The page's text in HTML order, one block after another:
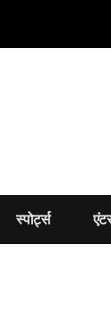
स्पोर्ट्स